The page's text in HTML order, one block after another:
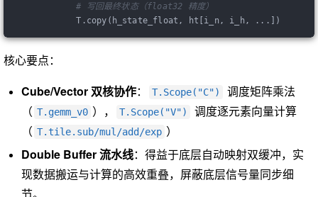
# 写回最终状态（float32 精度）
T.copy(h_state_float, ht[i_n, i_h, ...])
核心要点：
Cube/Vector 双核协作： T.Scope("C")
调度矩阵乘法
（ T.gemm_v0 ）， T.Scope("V")
调度逐元素向量计算
（ T.tile.sub/mul/add/exp ）
Double Buffer 流水线：得益于底层自动映射双缓冲，实
现数据搬运与计算的高效重叠，屏蔽底层信号量同步细
节。